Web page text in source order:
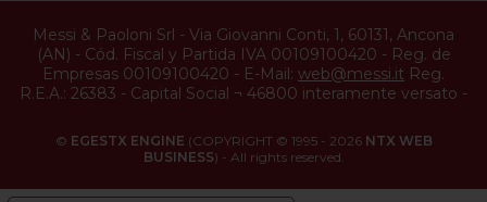
Messi & Paoloni Srl - Via Giovanni Conti, 1, 60131, Ancona
(AN) - Cód. Fiscal y Partida IVA 00109100420 - Reg. de
Empresas 00109100420 - E-Mail: web@messi.it Reg.
R.E.A.: 26383 - Capital Social ¬ 46800 interamente versato -
© EGESTX ENGINE (COPYRIGHT © 1995 - 2026 NTX WEB
BUSINESS) - All rights reserved.